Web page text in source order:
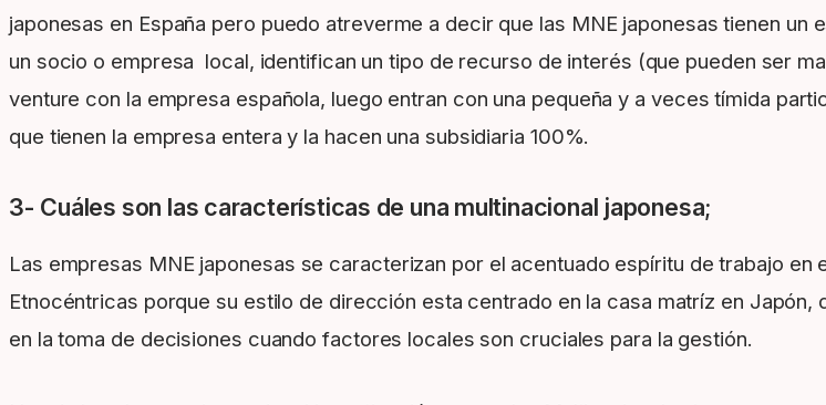
japonesas en España pero puedo atreverme a decir que las MNE japonesas tienen
un socio o empresa local, identifican un tipo de recurso de interés (que pueden ser
venture con la empresa española, luego entran con una pequeña y a veces tímida
que tienen la empresa entera y la hacen una subsidiaria 100%.
3- Cuáles son las características de una multinacional japonesa;
Las empresas MNE japonesas se caracterizan por el acentuado espíritu de trabajo
Etnocéntricas porque su estilo de dirección esta centrado en la casa matríz en
en la toma de decisiones cuando factores locales son cruciales para la gestión.